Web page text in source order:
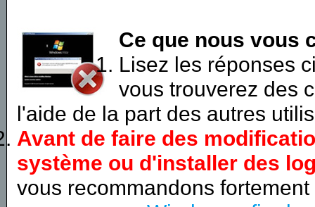
Ce que nous vous
Lisez les réponses
vous trouverez des
l'aide de la part des autres
Avant de faire des
système ou d'installer des
vous recommandons